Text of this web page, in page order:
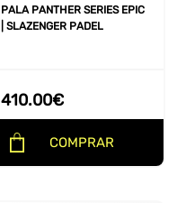
PALA PANTHER SERIES EPIC
| SLAZENGER PADEL
410.00€
COMPRAR